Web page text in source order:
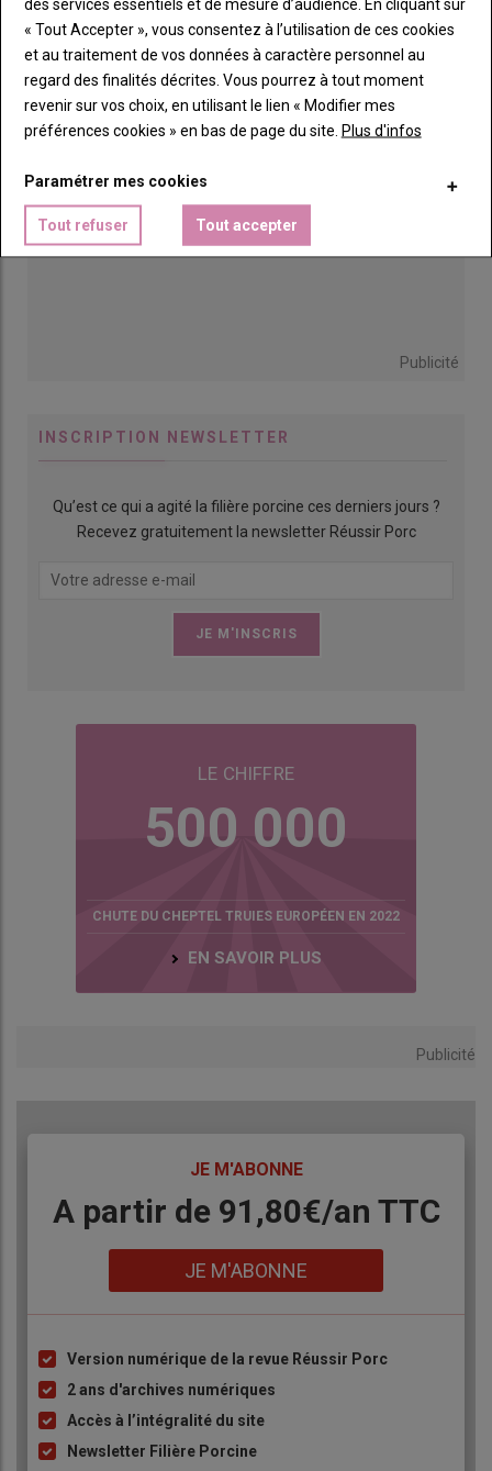
Publicité
INSCRIPTION NEWSLETTER
Qu’est ce qui a agité la filière porcine ces derniers jours ?
Recevez gratuitement la newsletter Réussir Porc
LE CHIFFRE
500 000
CHUTE DU CHEPTEL TRUIES EUROPÉEN EN 2022
EN SAVOIR PLUS
Publicité
JE M'ABONNE
Body
A partir de 91,80€/an​ TTC
JE M'ABONNE
Liste
à
puce
Version numérique de la revue Réussir Porc
2 ans d'archives numériques
Accès à l’intégralité du site
Newsletter Filière Porcine
des services essentiels et de mesure d’audience. En cliquant sur
« Tout Accepter », vous consentez à l’utilisation de ces cookies
et au traitement de vos données à caractère personnel au
regard des finalités décrites. Vous pourrez à tout moment
revenir sur vos choix, en utilisant le lien « Modifier mes
préférences cookies » en bas de page du site. Plus d'infos
Paramétrer mes cookies
Tout refuser Tout accepter